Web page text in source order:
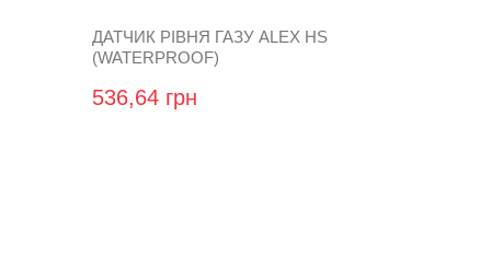
ДАТЧИК РІВНЯ ГАЗУ ALEX HS
(WATERPROOF)
536,64 грн